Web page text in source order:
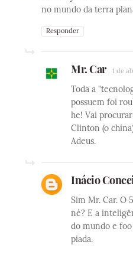
no mundo da terra
Responder
Mr. Car 1 de
Toda a
possuem foi
he! Vai
Clinton (o
Adeus.
Inácio
Sim Mr. Car. O
né? E a
do mundo e foo
piada.